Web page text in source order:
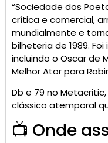
“Sociedade dos
crítica e comercial,
mundialmente e
bilheteria de 1989. Foi
incluindo o Oscar de
Melhor Ator para
Db e 79 no
clássico atemporal
📺 Onde